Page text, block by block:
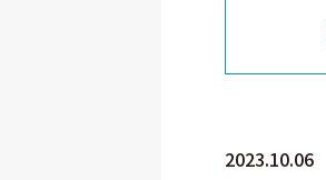
2023.10.06